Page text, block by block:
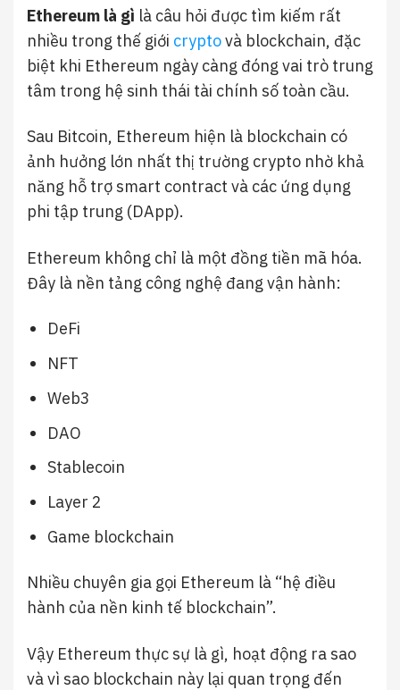
Ethereum là gì là câu hỏi được tìm kiếm rất
nhiều trong thế giới cryptovà blockchain, đặc
biệt khi Ethereum ngày càng đóng vai trò trung
tâm trong hệ sinh thái tài chính số toàn cầu.
Sau Bitcoin, Ethereum hiện là blockchain có
ảnh hưởng lớn nhất thị trường crypto nhờ khả
năng hỗ trợ smart contract và các ứng dụng
phi tập trung (DApp).
Ethereum không chỉ là một đồng tiền mã hóa.
Đây là nền tảng công nghệ đang vận hành:
DeFi
NFT
Web3
DAO
Stablecoin
Layer 2
Game blockchain
Nhiều chuyên gia gọi Ethereum là “hệ điều
hành của nền kinh tế blockchain”.
Vậy Ethereum thực sự là gì, hoạt động ra sao
và vì sao blockchain này lại quan trọng đến